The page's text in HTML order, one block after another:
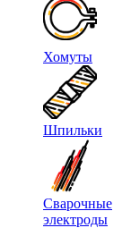
Хомуты
Шпильки
Сварочные
электроды